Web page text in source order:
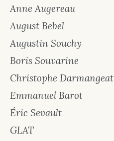
Anne Augereau
August Bebel
Augustin Souchy
Boris Souvarine
Christophe Darmangeat
Emmanuel Barot
Éric Sevault
GLAT